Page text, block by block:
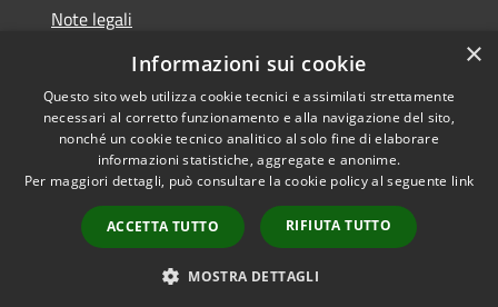
Note legali
Dichiarazione di accessibilità
Accessibilità
Copyright © 2026 • Comune di
Marcedusa • Powered by
Municipium•
Accesso
redazione
×
Informazioni sui cookie
Questo sito web utilizza cookie tecnici e assimilati strettamente
necessari al corretto funzionamento e alla navigazione del sito,
nonché un cookie tecnico analitico al solo fine di elaborare
informazioni statistiche, aggregate e anonime.
Per maggiori dettagli, può consultare la cookie policy al seguente link
ACCETTA TUTTO RIFIUTA TUTTO
MOSTRA DETTAGLI